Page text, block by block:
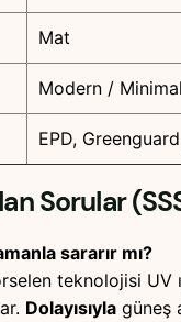
Mat
Modern /
EPD,
Sorular
sararır mı?
teknolojisi UV
Dolayısıyla güneş